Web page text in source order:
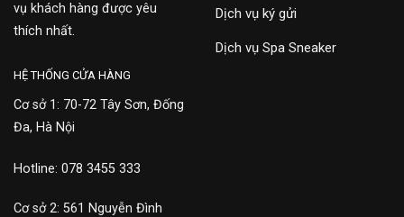
vụ khách hàng được yêu
thích nhất.
Dịch vụ ký gửi
Dịch vụ Spa Sneaker
HỆ THỐNG CỬA HÀNG
Cơ sở 1: 70-72 Tây Sơn, Đống
Đa, Hà Nội
Hotline: 078 3455 333
Cơ sở 2: 561 Nguyễn Đình